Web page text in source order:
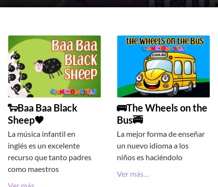
🐑Baa Baa Black
Sheep🖤
La música infantil en
inglés es un excelente
recurso que tanto padres
como maestros
🚌The Wheels on the
Bus🚎
La mejor forma de enseñar
un nuevo idioma a los
niños es haciéndolo
Ver más…